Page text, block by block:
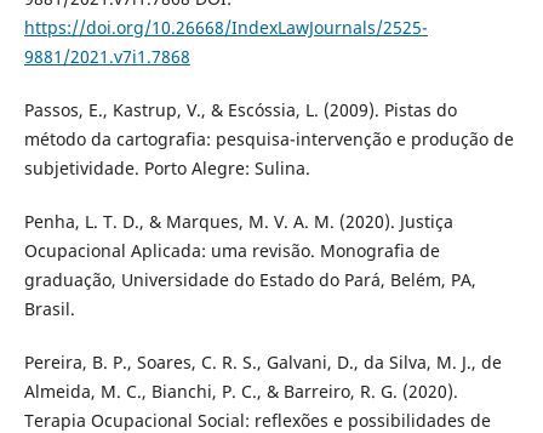
https://doi.org/10.26668/IndexLawJournals/2525-
9881/2021.v7i1.7868
Passos, E., Kastrup, V., & Escóssia, L. (2009). Pistas do
método da cartografia: pesquisa-intervenção e produção de
subjetividade. Porto Alegre: Sulina.
Penha, L. T. D., & Marques, M. V. A. M. (2020). Justiça
Ocupacional Aplicada: uma revisão. Monografia de
graduação, Universidade do Estado do Pará, Belém, PA,
Brasil.
Pereira, B. P., Soares, C. R. S., Galvani, D., da Silva, M. J., de
Almeida, M. C., Bianchi, P. C., & Barreiro, R. G. (2020).
Terapia Ocupacional Social: reflexões e possibilidades de